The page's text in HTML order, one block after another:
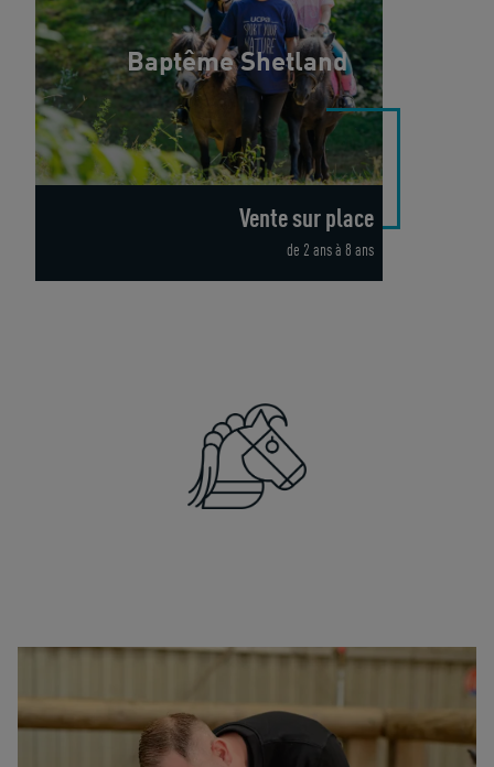
Baptême Shetland
Vente sur place
de 2 ans à 8 ans